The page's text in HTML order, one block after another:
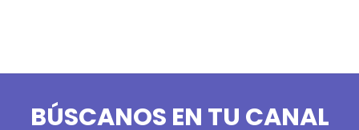
BÚSCANOS EN TU CANAL